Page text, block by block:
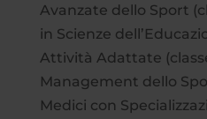
Avanzate dello Sport
in Scienze
Attività Adattate
Management dello
Medici con